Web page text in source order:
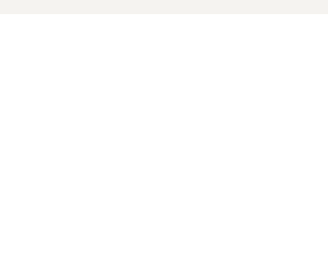
para realizar tareas y por su